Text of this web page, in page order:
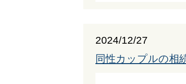
2024/12/27
同性カップルの相